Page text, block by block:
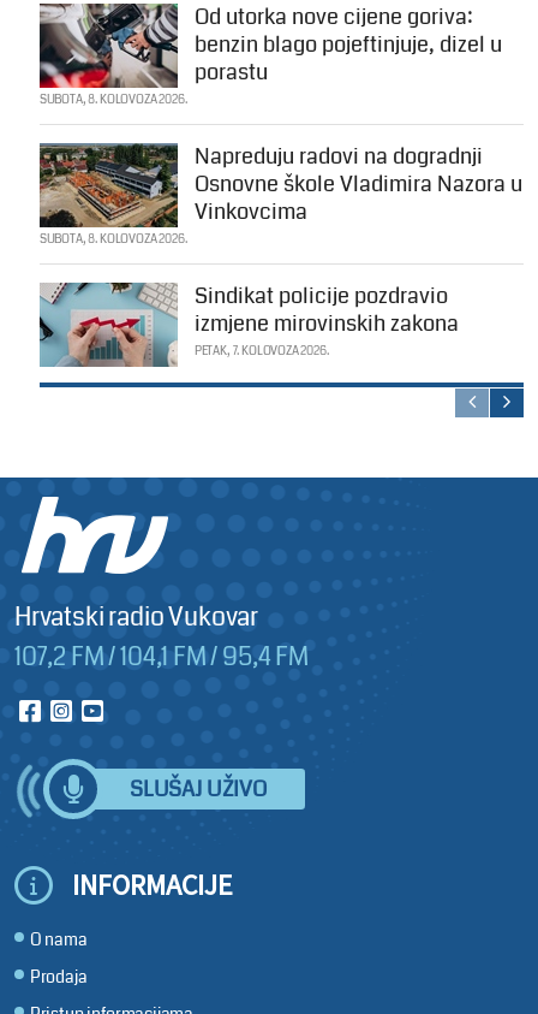
Od utorka nove cijene goriva:
benzin blago pojeftinjuje, dizel u
porastu
SUBOTA, 8. KOLOVOZA 2026.
Napreduju radovi na dogradnji
Osnovne škole Vladimira Nazora u
Vinkovcima
SUBOTA, 8. KOLOVOZA 2026.
Sindikat policije pozdravio
izmjene mirovinskih zakona
PETAK, 7. KOLOVOZA 2026.
Hrvatski radio Vukovar
107,2 FM / 104,1 FM / 95,4 FM
SLUŠAJ UŽIVO
INFORMACIJE
O nama
Prodaja